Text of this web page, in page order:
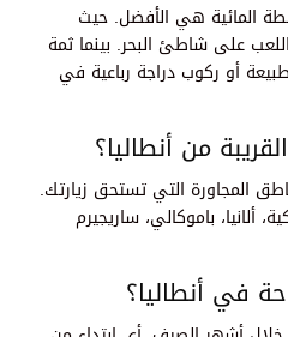
المائية هي الأفضل. حيث
على شاطئ البحر. بينما ثمة
أو ركوب دراجة رباعية في
من أنطاليا؟
المجاورة التي تستحق زيارتك.
ألانيا، باموكالي، ساريجيرم
في أنطاليا؟